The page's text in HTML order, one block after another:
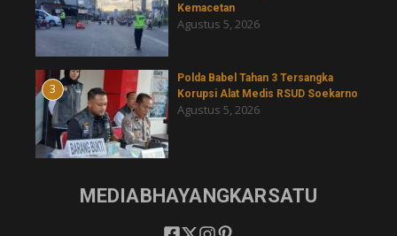
Kemacetan
Agustus 5, 2026
3
Polda Babel Tahan 3 Tersangka
Korupsi Alat Medis RSUD Soekarno
Agustus 5, 2026
MEDIABHAYANGKARSATU